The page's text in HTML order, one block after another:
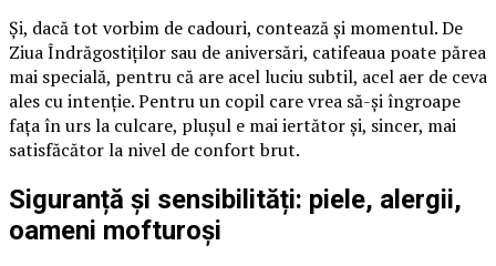
Și, dacă tot vorbim de cadouri, contează și momentul. De
Ziua Îndrăgostiților sau de aniversări, catifeaua poate părea
mai specială, pentru că are acel luciu subtil, acel aer de ceva
ales cu intenție. Pentru un copil care vrea să-și îngroape
fața în urs la culcare, plușul e mai iertător și, sincer, mai
satisfăcător la nivel de confort brut.
Siguranță și sensibilități: piele, alergii,
oameni mofturoși